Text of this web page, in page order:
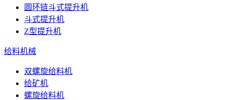
圆环链斗式提升机
斗式提升机
Z型提升机
给料机械
双螺旋给料机
给矿机
螺旋给料机